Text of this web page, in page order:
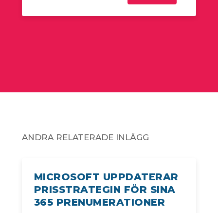
ANDRA RELATERADE INLÄGG
MICROSOFT UPPDATERAR
PRISSTRATEGIN FÖR SINA
365 PRENUMERATIONER